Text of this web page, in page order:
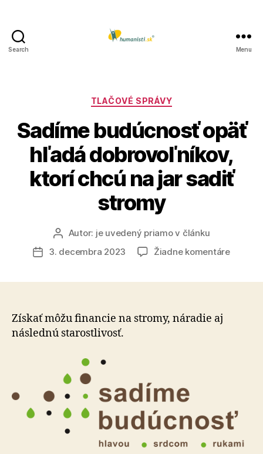
Search Menu
Kategórie
TLAČOVÉ SPRÁVY
Sadíme budúcnosť opäť
hľadá dobrovoľníkov,
ktorí chcú na jar sadiť
stromy
Autor
článku
Autor: je uvedený priamo v článku
Dátum
3. decembra 2023 Žiadne komentárena
Získať môžu financie na stromy, náradie aj
následnú sta­rostli­vosť.